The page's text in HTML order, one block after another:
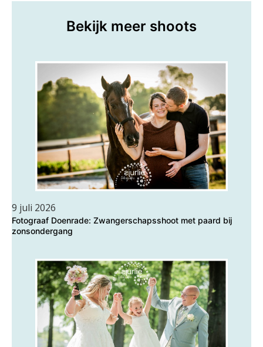
Bekijk meer shoots
9 juli 2026
Fotograaf Doenrade: Zwangerschapsshoot met paard bij
zonsondergang